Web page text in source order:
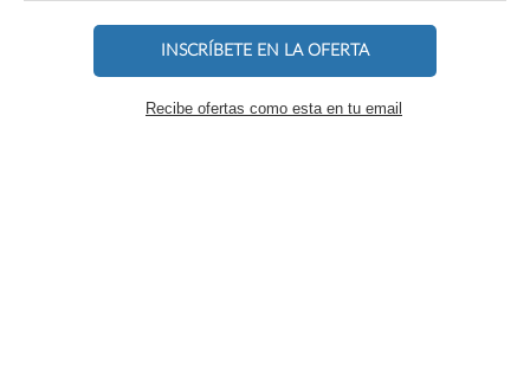
INSCRÍBETE EN LA OFERTA
Recibe ofertas como esta en tu email